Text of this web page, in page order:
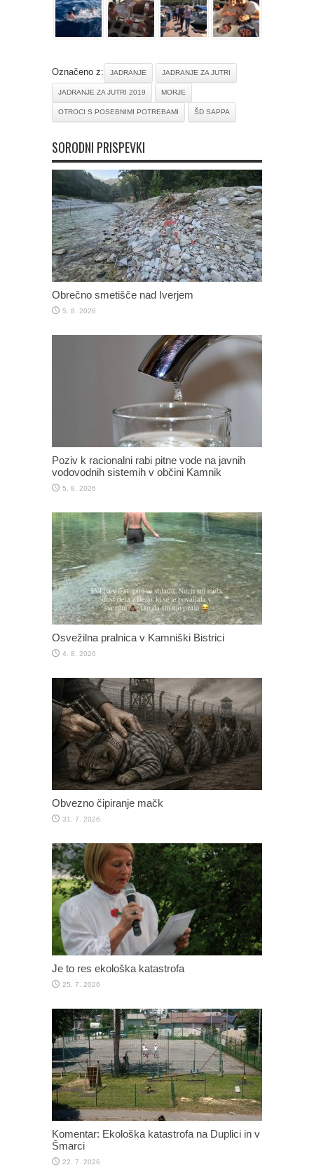
Označeno z: JADRANJE JADRANJE ZA JUTRI
JADRANJE ZA JUTRI 2019 MORJE
OTROCI S POSEBNIMI POTREBAMI ŠD SAPPA
SORODNI PRISPEVKI
Obrečno smetišče nad Iverjem
5. 8. 2026
Poziv k racionalni rabi pitne vode na javnih
vodovodnih sistemih v občini Kamnik
5. 8. 2026
Osvežilna pralnica v Kamniški Bistrici
4. 8. 2026
Obvezno čipiranje mačk
31. 7. 2026
Je to res ekološka katastrofa
25. 7. 2026
Komentar: Ekološka katastrofa na Duplici in v
Šmarci
22. 7. 2026